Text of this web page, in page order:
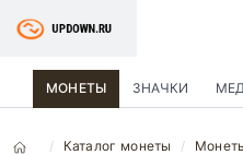
МОНЕТЫ ЗНАЧКИ
Каталог монеты